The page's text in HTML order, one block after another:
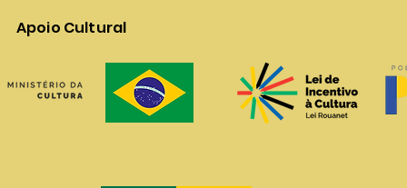
Apoio Cultural